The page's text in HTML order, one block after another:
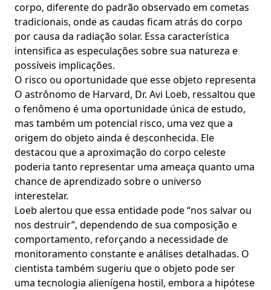
corpo, diferente do padrão observado em cometas
tradicionais, onde as caudas ficam atrás do corpo
por causa da radiação solar. Essa característica
intensifica as especulações sobre sua natureza e
possíveis implicações.
O risco ou oportunidade que esse objeto representa
O astrônomo de Harvard, Dr. Avi Loeb, ressaltou que
o fenômeno é uma oportunidade única de estudo,
mas também um potencial risco, uma vez que a
origem do objeto ainda é desconhecida. Ele
destacou que a aproximação do corpo celeste
poderia tanto representar uma ameaça quanto uma
chance de aprendizado sobre o universo
interestelar.
Loeb alertou que essa entidade pode “nos salvar ou
nos destruir”, dependendo de sua composição e
comportamento, reforçando a necessidade de
monitoramento constante e análises detalhadas. O
cientista também sugeriu que o objeto pode ser
uma tecnologia alienígena hostil, embora a hipótese